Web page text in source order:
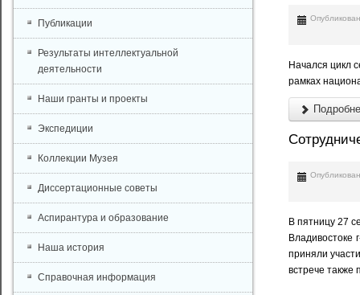
Начался цикл
рамках
В пятницу 27
приняли
встрече
Публикации
Результаты интеллектуальной
деятельности
Наши гранты и проекты
Экспедиции
Коллекции Музея
Диссертационные советы
Аспирантура и образование
Наша история
Справочная информация